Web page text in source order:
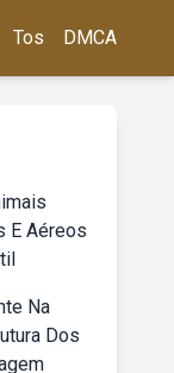
Tos DMCA
E Aéreos
Na
Dos